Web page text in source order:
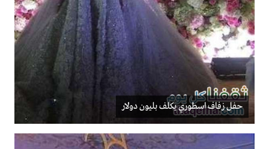
حفل زفاف اسطوري يكلف بليون دولار